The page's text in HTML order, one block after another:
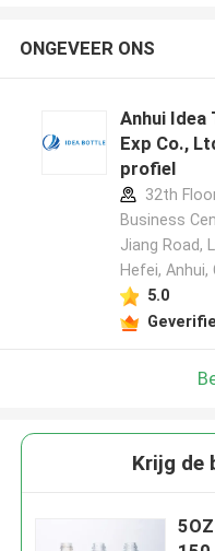
ONGEVEER ONS
Anhui Idea
Exp Co.,
profiel
32th
Business
Jiang Road,
Hefei, Anhui,
5.0
Krijg de